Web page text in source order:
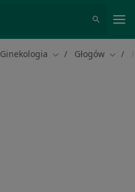
Ginekologia Zmień miasto
Głogów